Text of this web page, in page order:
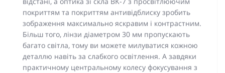
покриттям та покриттям антивідблиску зробить
зображення максимально яскравим і контрастним.
Більш того, лінзи діаметром 30 мм пропускають
багато світла, тому ви можете милуватися кожною
деталлю навіть за слабкого освітлення. А завдяки
практичному центральному колесу фокусування з